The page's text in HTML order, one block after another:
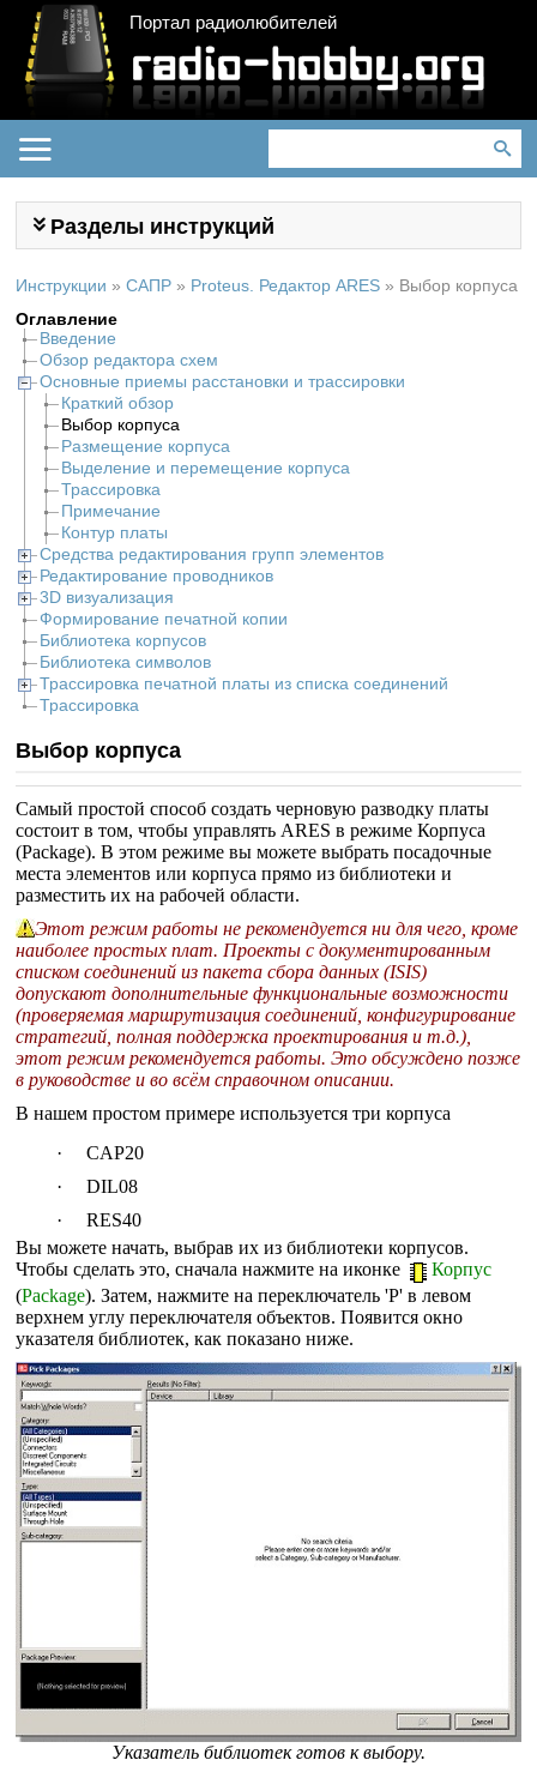
Портал радиолюбителей
Разделы инструкций
Инструкции » САПР » Proteus. Редактор ARES » Выбор корпуса
Оглавление
Введение
Обзор редактора схем
Основные приемы расстановки и трассировки
Краткий обзор
Выбор корпуса
Размещение корпуса
Выделение и перемещение корпуса
Трассировка
Примечание
Контур платы
Средства редактирования групп элементов
Редактирование проводников
3D визуализация
Формирование печатной копии
Библиотека корпусов
Библиотека символов
Трассировка печатной платы из списка соединений
Трассировка
Выбор корпуса
Самый простой способ создать черновую разводку платы
состоит в том, чтобы управлять ARES в режиме Корпуса
(Package). В этом режиме вы можете выбрать посадочные
места элементов или корпуса прямо из библиотеки и
разместить их на рабочей области.
Этот режим работы не рекомендуется ни для чего, кроме
наиболее простых плат. Проекты с документированным
списком соединений из пакета сбора данных (ISIS)
допускают дополнительные функциональные возможности
(проверяемая маршрутизация соединений, конфигурирование
стратегий, полная поддержка проектирования и т.д.),
этот режим рекомендуется работы. Это обсуждено позже
в руководстве и во всём справочном описании.
В нашем простом примере используется три корпуса
·
CAP20
·
DIL08
·
RES40
Вы можете начать, выбрав их из библиотеки корпусов.
Чтобы сделать это, сначала нажмите на иконке
Корпус
(Package). Затем, нажмите на переключатель 'P' в левом
верхнем углу переключателя объектов. Появится окно
указателя библиотек, как показано ниже.
Указатель библиотек готов к выбору.